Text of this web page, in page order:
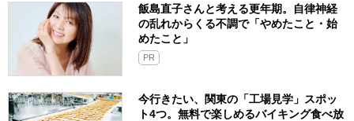
飯島直子さんと考える更年期。自律神経
の乱れからくる不調で「やめたこと・始
めたこと」
PR
今行きたい、関東の「工場見学」スポッ
ト4つ。無料で楽しめるバイキング食べ放